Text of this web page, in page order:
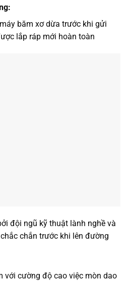
băm xơ dừa trước khi gửi
lắp ráp mới hoàn toàn
đội ngũ kỹ thuật lành nghề và
chắn trước khi lên đường
với cường độ cao việc mòn dao